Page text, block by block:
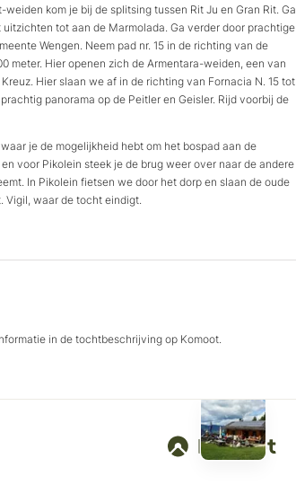
kom je bij de splitsing tussen Rit Ju en Gran Rit. Ga
tot aan de Marmolada. Ga verder door prachtige
Wengen. Neem pad nr. 15 in de richting van de
meter. Hier openen zich de Armentara-weiden, een van
Hier slaan we af in de richting van Fornacia N. 15 tot
panorama op de Peitler en Geisler. Rijd voorbij de
je de mogelijkheid hebt om het bospad aan de
voor Pikolein steek je de brug weer over naar de andere
In Pikolein fietsen we door het dorp en slaan de oude
waar de tocht eindigt.
in de tochtbeschrijving op Komoot.